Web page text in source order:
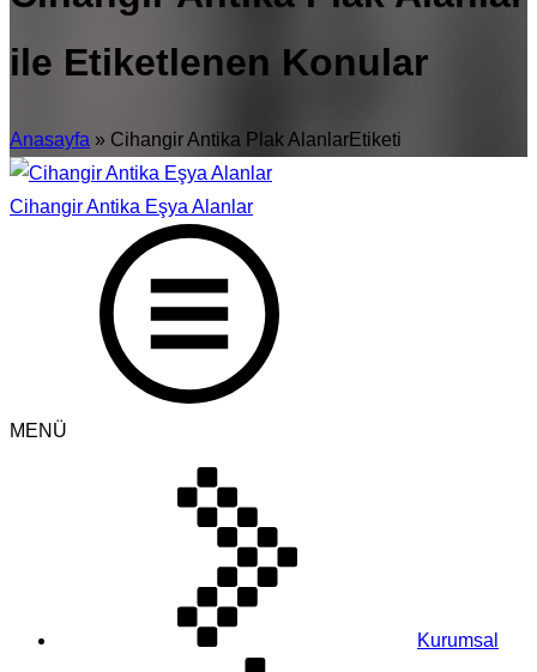
ile Etiketlenen Konular
Anasayfa » Cihangir Antika Plak AlanlarEtiketi
Cihangir Antika Eşya Alanlar
MENÜ
Kurumsal